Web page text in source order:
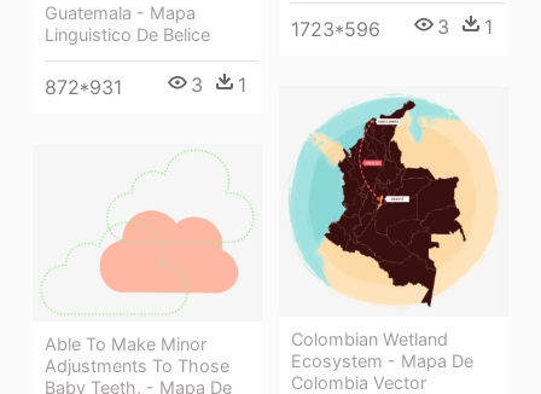
Guatemala - Mapa
Linguistico De Belice
872*931 3 1
1723*596 3 1
Colombian Wetland
Ecosystem - Mapa De
Colombia Vector
Able To Make Minor
Adjustments To Those
Baby Teeth, - Mapa De